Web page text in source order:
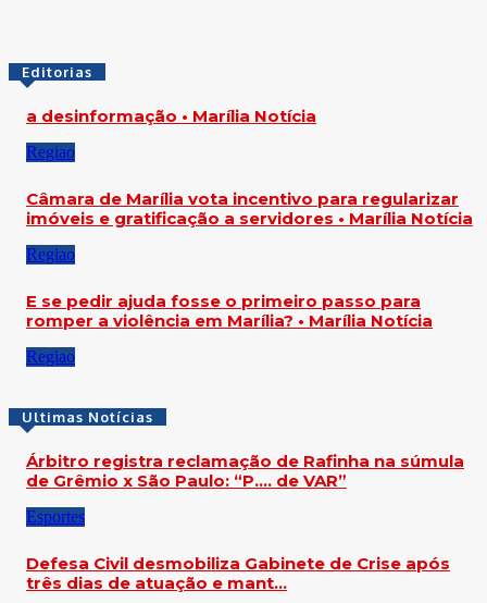
Editorias
a desinformação • Marília Notícia
Regiao
Câmara de Marília vota incentivo para regularizar
imóveis e gratificação a servidores • Marília Notícia
Regiao
E se pedir ajuda fosse o primeiro passo para
romper a violência em Marília? • Marília Notícia
Regiao
Ultimas Notícias
Árbitro registra reclamação de Rafinha na súmula
de Grêmio x São Paulo: “P…. de VAR”
Esportes
Defesa Civil desmobiliza Gabinete de Crise após
três dias de atuação e mant…